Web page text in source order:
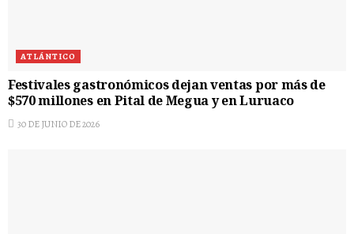
ATLÁNTICO
Festivales gastronómicos dejan ventas por más de
$570 millones en Pital de Megua y en Luruaco
30 DE JUNIO DE 2026